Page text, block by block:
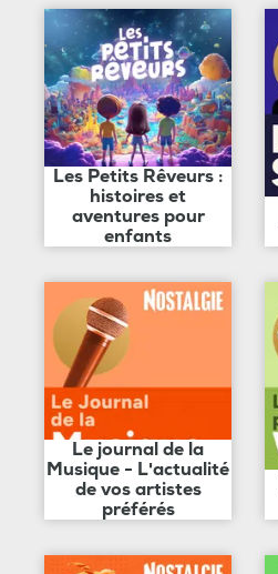
Les Petits Rêveurs :
histoires et
aventures pour
enfants
Le journal de la
Musique - L'actualité
de vos artistes
préférés